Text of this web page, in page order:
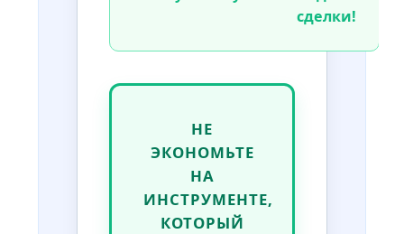
сделки!
НЕ
ЭКОНОМЬТЕ
НА
ИНСТРУМЕНТЕ,
КОТОРЫЙ